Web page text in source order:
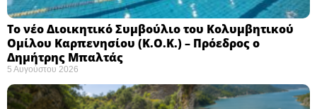
Το νέο Διοικητικό Συμβούλιο του Κολυμβητικού
Ομίλου Καρπενησίου (Κ.Ο.Κ.) – Πρόεδρος ο
Δημήτρης Μπαλτάς
5 Αυγούστου 2026